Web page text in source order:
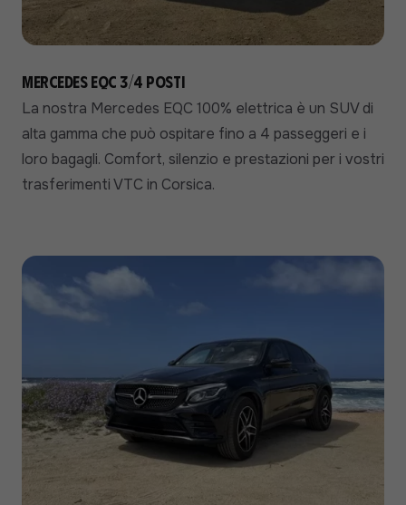
Mercedes EQC 3/4 posti
La nostra Mercedes EQC 100% elettrica è un SUV di
alta gamma che può ospitare fino a 4 passeggeri e i
loro bagagli. Comfort, silenzio e prestazioni per i vostri
trasferimenti VTC in Corsica.